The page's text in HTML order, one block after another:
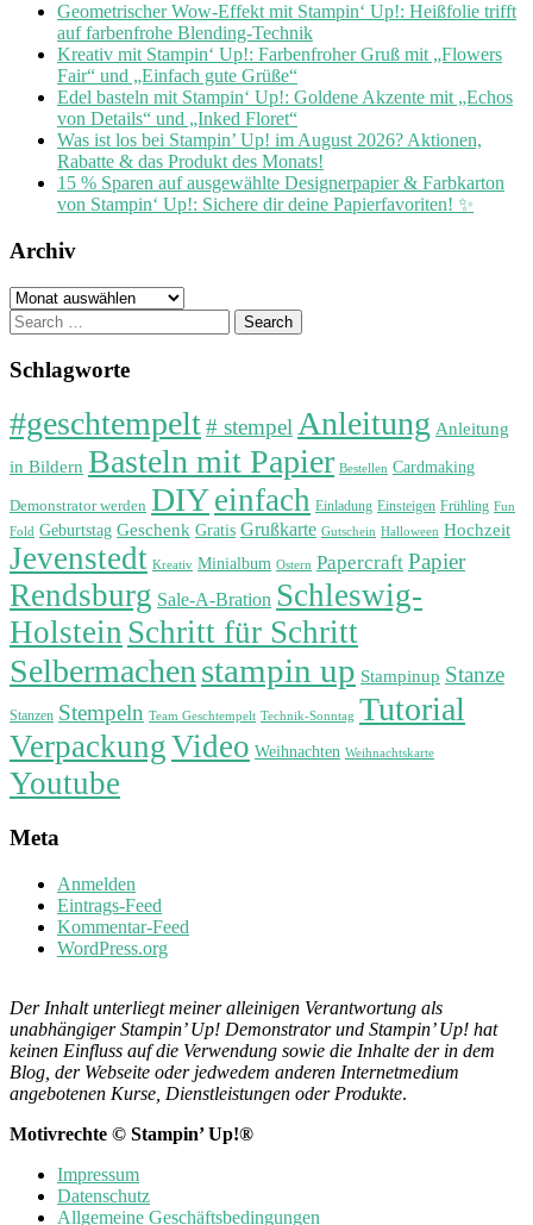
Geometrischer Wow-Effekt mit Stampin‘ Up!: Heißfolie trifft
auf farbenfrohe Blending-Technik
Kreativ mit Stampin‘ Up!: Farbenfroher Gruß mit „Flowers
Fair“ und „Einfach gute Grüße“
Edel basteln mit Stampin‘ Up!: Goldene Akzente mit „Echos
von Details“ und „Inked Floret“
Was ist los bei Stampin’ Up! im August 2026? Aktionen,
Rabatte & das Produkt des Monats!
15 % Sparen auf ausgewählte Designerpapier & Farbkarton
von Stampin‘ Up!: Sichere dir deine Papierfavoriten! ✨
Archiv
Archiv
Search
for:
Schlagworte
#geschtempelt# stempelAnleitung Anleitung
in Bildern Basteln mit Papier Bestellen Cardmaking
Demonstrator werden DIYeinfach Einladung Einsteigen Frühling Fun
Fold Geburtstag Geschenk Gratis Grußkarte Gutschein Halloween Hochzeit
Jevenstedt Kreativ Minialbum Ostern Papercraft Papier
Rendsburg Sale-A-Bration Schleswig-
Holstein Schritt für Schritt
Selbermachenstampin up Stampinup Stanze
Stanzen Stempeln Team Geschtempelt Technik-Sonntag Tutorial
VerpackungVideo Weihnachten Weihnachtskarte
Youtube
Meta
Anmelden
Eintrags-Feed
Kommentar-Feed
WordPress.org
Der Inhalt unterliegt meiner alleinigen Verantwortung als
unabhängiger Stampin’ Up! Demonstrator und Stampin’ Up! hat
keinen Einfluss auf die Verwendung sowie die Inhalte der in dem
Blog, der Webseite oder jedwedem anderen Internetmedium
angebotenen Kurse, Dienstleistungen oder Produkte.
Motivrechte © Stampin’ Up!®
Impressum
Datenschutz
Allgemeine Geschäftsbedingungen